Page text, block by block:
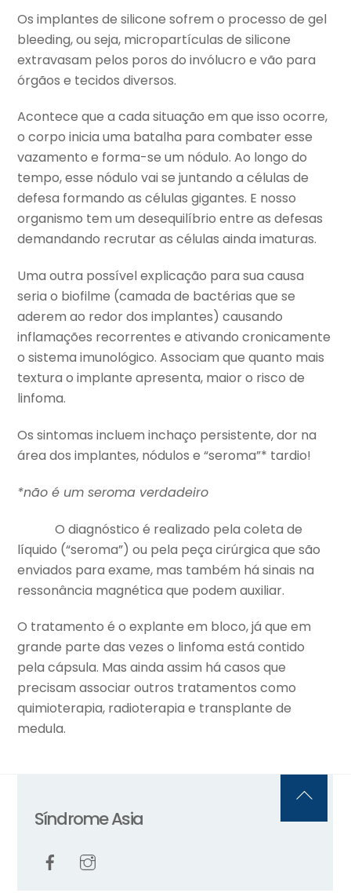
Os implantes de silicone sofrem o processo de gel
bleeding, ou seja, micropartículas de silicone
extravasam pelos poros do invólucro e vão para
órgãos e tecidos diversos.
Acontece que a cada situação em que isso ocorre,
o corpo inicia uma batalha para combater esse
vazamento e forma-se um nódulo. Ao longo do
tempo, esse nódulo vai se juntando a células de
defesa formando as células gigantes. E nosso
organismo tem um desequilíbrio entre as defesas
demandando recrutar as células ainda imaturas.
Uma outra possível explicação para sua causa
seria o biofilme (camada de bactérias que se
aderem ao redor dos implantes) causando
inflamações recorrentes e ativando cronicamente
o sistema imunológico. Associam que quanto mais
textura o implante apresenta, maior o risco de
linfoma.
Os sintomas incluem inchaço persistente, dor na
área dos implantes, nódulos e “seroma”* tardio!
*não é um seroma verdadeiro
O diagnóstico é realizado pela coleta de
líquido (“seroma”) ou pela peça cirúrgica que são
enviados para exame, mas também há sinais na
ressonância magnética que podem auxiliar.
O tratamento é o explante em bloco, já que em
grande parte das vezes o linfoma está contido
pela cápsula. Mas ainda assim há casos que
precisam associar outros tratamentos como
quimioterapia, radioterapia e transplante de
medula.
Síndrome Asia